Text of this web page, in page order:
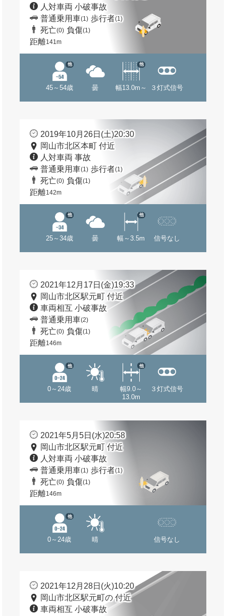
人対車両 小破事故
普通乗用車(1) 歩行者(1)
死亡(0) 負傷(1)
距離141m
45～54歳
他
曇 幅13.0m～
他
３灯式信号
2019年10月26日(土)20:30
岡山市北区本町 付近
人対車両 事故
普通乗用車(1) 歩行者(1)
死亡(0) 負傷(1)
距離142m
25～34歳
他
曇 幅～3.5m
他
信号なし
2021年12月17日(金)19:33
岡山市北区駅元町 付近
車両相互 小破事故
普通乗用車(2)
死亡(0) 負傷(1)
距離146m
0～24歳
他
晴
幅9.0～
13.0m
他
３灯式信号
2021年5月5日(水)20:58
岡山市北区駅元町 付近
人対車両 小破事故
普通乗用車(1) 歩行者(1)
死亡(0) 負傷(1)
距離146m
0～24歳
他
晴 信号なし
2021年12月28日(火)10:20
岡山市北区駅元町の 付近
車両相互 小破事故